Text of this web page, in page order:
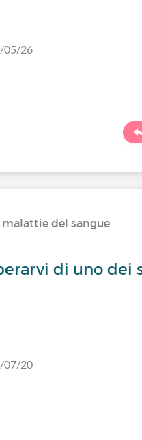
05/26
malattie del sangue
di uno dei
07/20